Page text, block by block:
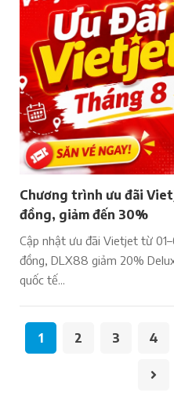
Chương trình ưu đãi
đồng, giảm đến 30%
Cập nhật ưu đãi Vietjet từ
đồng, DLX88 giảm 20%
quốc tế...
1 2 3 4